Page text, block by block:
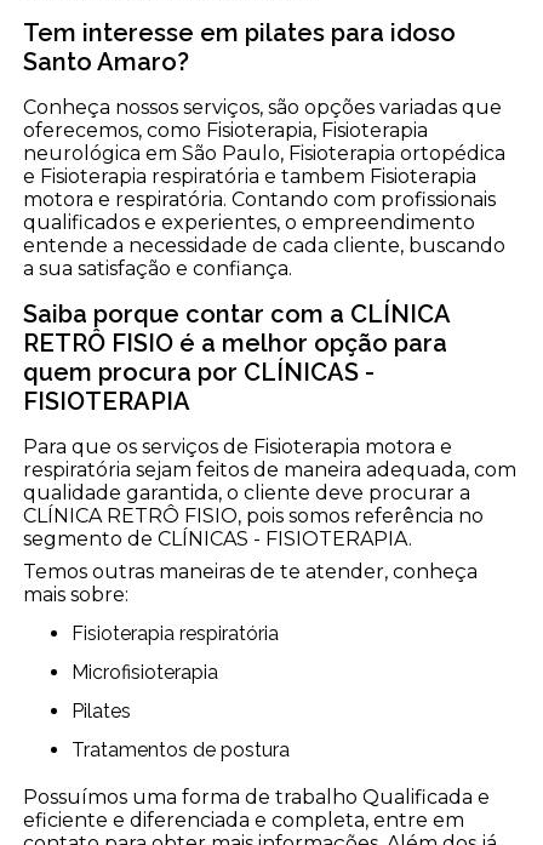
Tem interesse em pilates para idoso
Santo Amaro?
Conheça nossos serviços, são opções variadas que
oferecemos, como Fisioterapia, Fisioterapia
neurológica em São Paulo, Fisioterapia ortopédica
e Fisioterapia respiratória e tambem Fisioterapia
motora e respiratória. Contando com profissionais
qualificados e experientes, o empreendimento
entende a necessidade de cada cliente, buscando
a sua satisfação e confiança.
Saiba porque contar com a CLÍNICA
RETRÔ FISIO é a melhor opção para
quem procura por CLÍNICAS -
FISIOTERAPIA
Para que os serviços de Fisioterapia motora e
respiratória sejam feitos de maneira adequada, com
qualidade garantida, o cliente deve procurar a
CLÍNICA RETRÔ FISIO, pois somos referência no
segmento de CLÍNICAS - FISIOTERAPIA.
Temos outras maneiras de te atender, conheça
mais sobre:
Fisioterapia respiratória
Microfisioterapia
Pilates
Tratamentos de postura
Possuímos uma forma de trabalho Qualificada e
eficiente e diferenciada e completa, entre em